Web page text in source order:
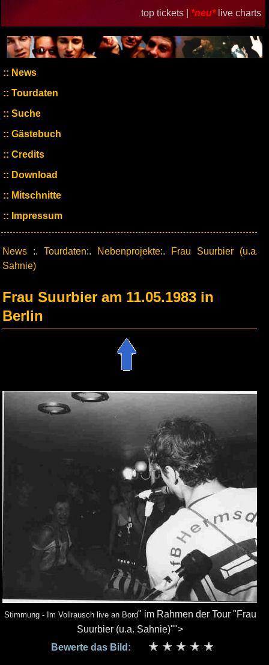
top tickets | *neu* live charts
News
Tourdaten
Suche
Gästebuch
Credits
Download
Mitschnitte
Impressum
News :. Tourdaten:. Nebenprojekte:.
Frau Suurbier (u.a.
Sahnie)
Frau Suurbier am 11.05.1983 in
Berlin
Stimmung - Im Vollrausch live an Bord" im Rahmen der Tour "Frau
Suurbier (u.a. Sahnie)"">
Bewerte das Bild: